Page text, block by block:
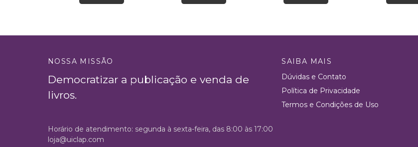
NOSSA MISSÃO
Democratizar a publicação e venda de
livros.
SAIBA MAIS
Dúvidas e Contato
Política de Privacidade
Termos e Condições de Uso
Horário de atendimento: segunda à sexta-feira, das 8:00 às 17:00
loja@uiclap.com